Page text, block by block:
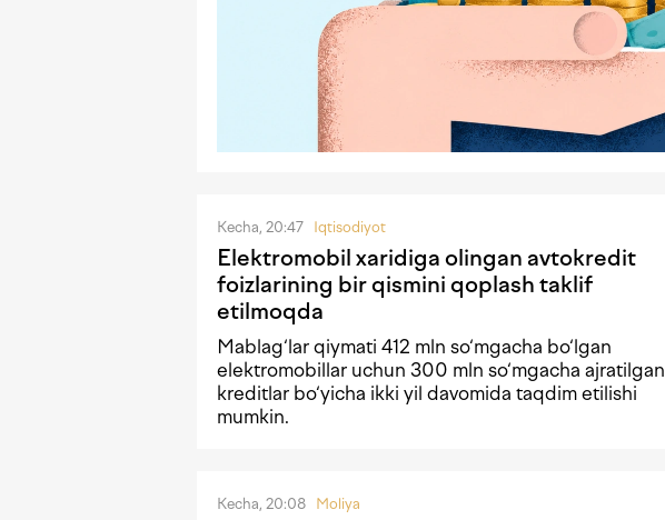
Kecha, 20:47 Iqtisodiyot
Elektromobil xaridiga olingan avtokredit
foizlarining bir qismini qoplash taklif
etilmoqda
Mablag‘lar qiymati 412 mln so‘mgacha bo‘lgan
elektromobillar uchun 300 mln so‘mgacha ajratilgan
kreditlar bo‘yicha ikki yil davomida taqdim etilishi
mumkin.
Kecha, 20:08 Moliya